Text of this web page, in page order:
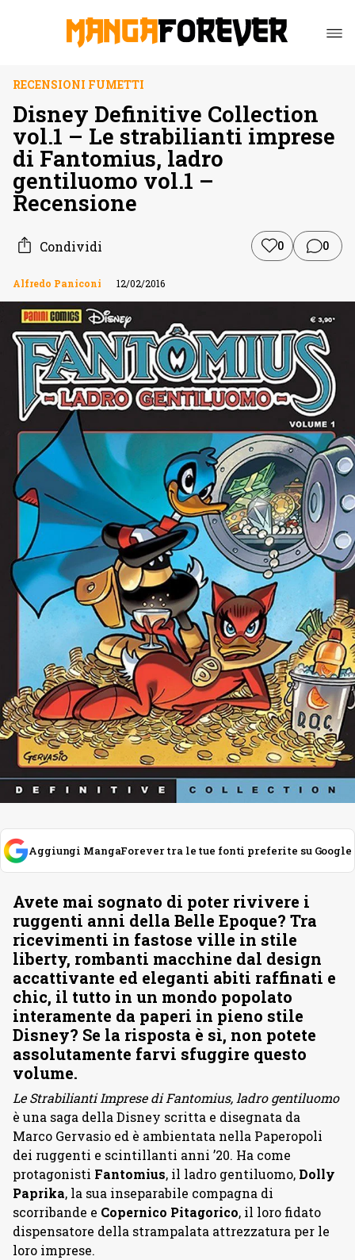
RECENSIONI FUMETTI
Disney Definitive Collection
vol.1 – Le strabilianti imprese
di Fantomius, ladro
gentiluomo vol.1 –
Recensione
Condividi 0 0
Alfredo Paniconi 12/02/2016
Aggiungi MangaForever tra le tue fonti preferite su Google
Avete mai sognato di poter rivivere i
ruggenti anni della Belle Epoque? Tra
ricevimenti in fastose ville in stile
liberty, rombanti macchine dal design
accattivante ed eleganti abiti raffinati e
chic, il tutto in un mondo popolato
interamente da paperi in pieno stile
Disney? Se la risposta è sì, non potete
assolutamente farvi sfuggire questo
volume.
Le Strabilianti Imprese di Fantomius, ladro gentiluomo
è una saga della Disney scritta e disegnata da
Marco Gervasio ed è ambientata nella Paperopoli
dei ruggenti e scintillanti anni ’20. Ha come
protagonisti Fantomius, il ladro gentiluomo, Dolly
Paprika, la sua inseparabile compagna di
scorribande e Copernico Pitagorico, il loro fidato
dispensatore della strampalata attrezzatura per le
loro imprese.